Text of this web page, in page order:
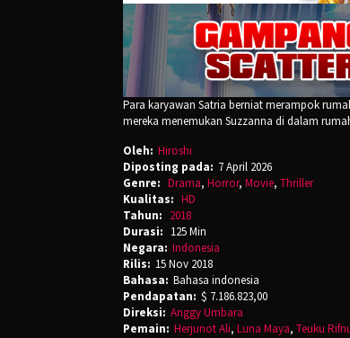
Para karyawan Satria berniat merampok
mereka menemukan Suzzanna di dalam
Oleh: Hiroshi
Diposting pada: 7 April 2026
Genre: Drama, Horror, Movie, Thriller
Kualitas: HD
Tahun: 2018
Durasi: 125 Min
Negara: Indonesia
Rilis: 15 Nov 2018
Bahasa: Bahasa indonesia
Pendapatan: $ 7.186.823,00
Direksi: Anggy Umbara
Pemain: Herjunot Ali, Luna Maya, Teuku